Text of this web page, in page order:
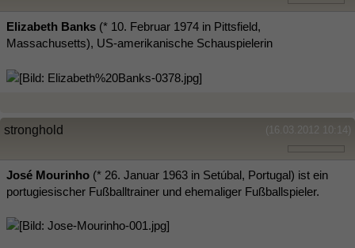
Elizabeth Banks (* 10. Februar 1974 in Pittsfield,
Massachusetts), US-amerikanische Schauspielerin
(16.03.2012 10:14)
stronghold
José Mourinho (* 26. Januar 1963 in Setúbal, Portugal) ist ein
portugiesischer Fußballtrainer und ehemaliger Fußballspieler.